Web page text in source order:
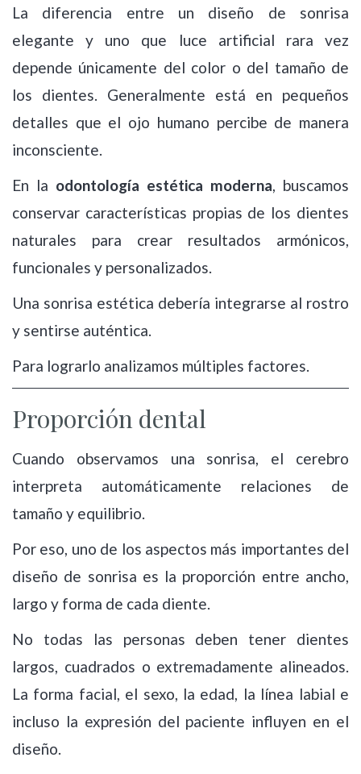
La diferencia entre un diseño de sonrisa
elegante y uno que luce artificial rara vez
depende únicamente del color o del tamaño de
los dientes. Generalmente está en pequeños
detalles que el ojo humano percibe de manera
inconsciente.
En la odontología estética moderna, buscamos
conservar características propias de los dientes
naturales para crear resultados armónicos,
funcionales y personalizados.
Una sonrisa estética debería integrarse al rostro
y sentirse auténtica.
Para lograrlo analizamos múltiples factores.
Proporción dental
Cuando observamos una sonrisa, el cerebro
interpreta automáticamente relaciones de
tamaño y equilibrio.
Por eso, uno de los aspectos más importantes del
diseño de sonrisa es la proporción entre ancho,
largo y forma de cada diente.
No todas las personas deben tener dientes
largos, cuadrados o extremadamente alineados.
La forma facial, el sexo, la edad, la línea labial e
incluso la expresión del paciente influyen en el
diseño.